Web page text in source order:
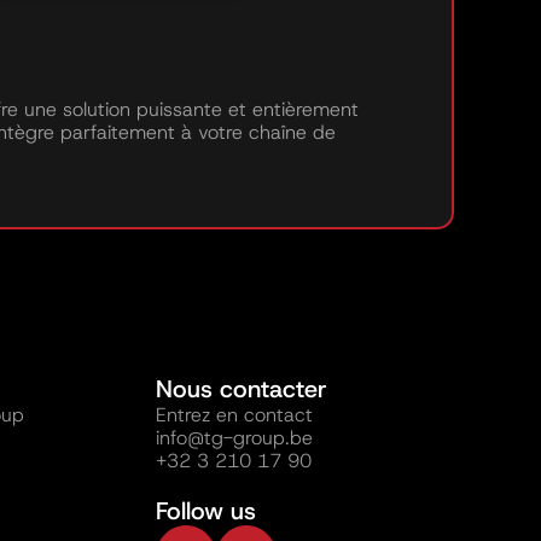
une solution puissante et entièrement
parfaitement à votre chaîne de
Nous contacter
Entrez en contact
info@tg-group.be
+32 3 210 17 90
Follow us